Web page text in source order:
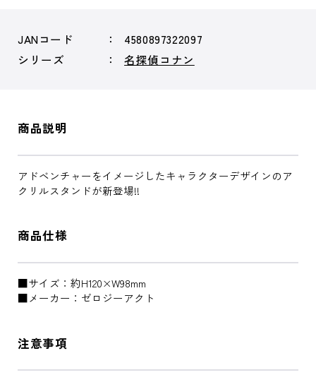
JANコード
4580897322097
シリーズ
名探偵コナン
商品説明
アドベンチャーをイメージしたキャラクターデザインのア
クリルスタンドが新登場!!
商品仕様
■サイズ：約H120×W98mm
■メーカー：ゼロジーアクト
注意事項